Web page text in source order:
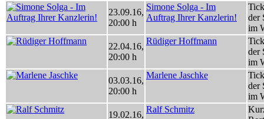
23.09.16,
20:00 h
Simone Solga - Im
Auftrag Ihrer Kanzlerin!
der
im
22.04.16,
20:00 h
Rüdiger Hoffmann
der
im
03.03.16,
20:00 h
Marlene Jaschke
der
im
19.02.16,
Ralf Schmitz